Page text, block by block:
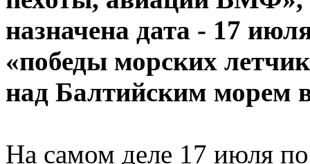
назначена дата - 17
«победы морских
над Балтийским морем
На самом деле 17 июля